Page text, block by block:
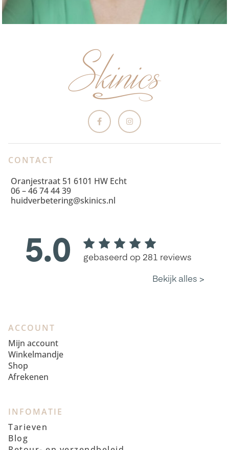
CONTACT
Oranjestraat 51 6101 HW Echt
06 – 46 74 44 39
huidverbetering@skinics.nl
ACCOUNT
Mijn account
Winkelmandje
Shop
Afrekenen
INFOMATIE
Tarieven
Blog